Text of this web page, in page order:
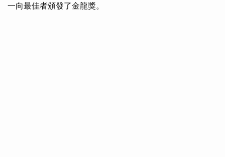
一向最佳者頒發了金龍獎。